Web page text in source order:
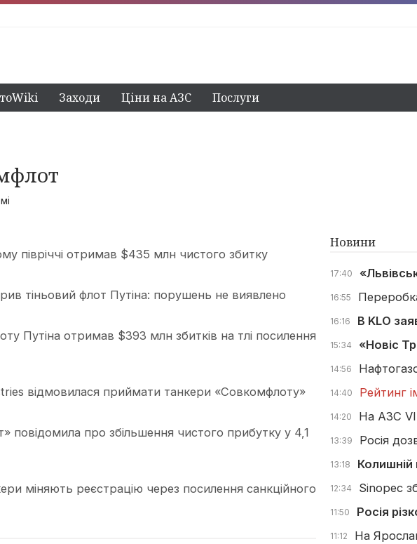
Заходи Ціни на АЗС Послуги
півріччі отримав $435 млн чистого збитку
тіньовий флот Путіна: порушень не виявлено
Путіна отримав $393 млн збитків на тлі посилення
відмовилася приймати танкери «Совкомфлоту»
повідомила про збільшення чистого прибутку у 4,1
міняють реєстрацію через посилення санкційного
Новини
17:40
16:55
16:16 В KLO
15:34 «Новіс
14:56
14:40 Рейтинг
14:20 На АЗС
13:39 Росія
13:18 Колишній
12:34 Sinopec
11:50 Росія
11:12 На